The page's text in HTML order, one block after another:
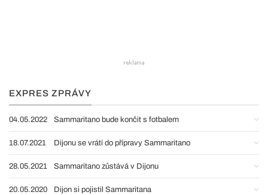
EXPRES ZPRÁVY
04.05.2022 Sammaritano bude končit s fotbalem
18.07.2021 Dijonu se vrátí do přípravy Sammaritano
28.05.2021 Sammaritano zůstává v Dijonu
20.05.2020 Dijon si pojistil Sammaritana